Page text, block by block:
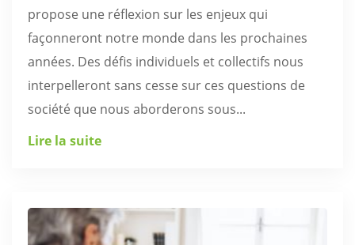
propose une réflexion sur les enjeux qui
façonneront notre monde dans les prochaines
années. Des défis individuels et collectifs nous
interpelleront sans cesse sur ces questions de
société que nous aborderons sous...
Lire la suite